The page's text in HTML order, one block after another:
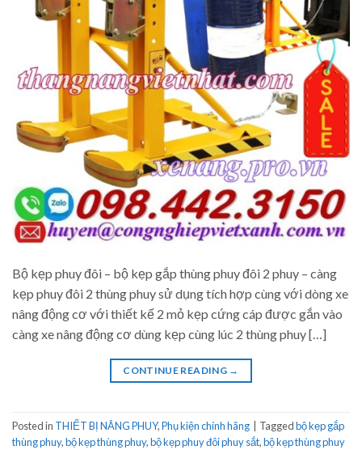
Bộ kẹp phuy đôi – bộ kẹp gắp thùng phuy đôi 2 phuy – càng
kẹp phuy đôi 2 thùng phuy sử dụng tích hợp cùng với dòng xe
nâng động cơ với thiết kế 2 mỏ kẹp cứng cáp được gắn vào
càng xe nâng động cơ dùng kẹp cùng lúc 2 thùng phuy […]
CONTINUE READING →
Posted in THIẾT BỊ NÂNG PHUY,Phụ kiện chính hãng Taggedbộ kẹp gắp
thùng phuy,bộ kẹp thùng phuy,bộ kẹp phuy đôi phuy sắt,bộ kẹp thùng phuy